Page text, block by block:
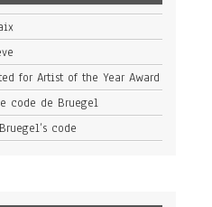
for Artist of the Year Award
code de Bruegel
code